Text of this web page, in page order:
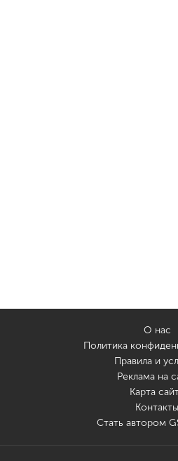
О нас
Политика
Правила и
Реклама на
Карта
Контакты
Стать автором